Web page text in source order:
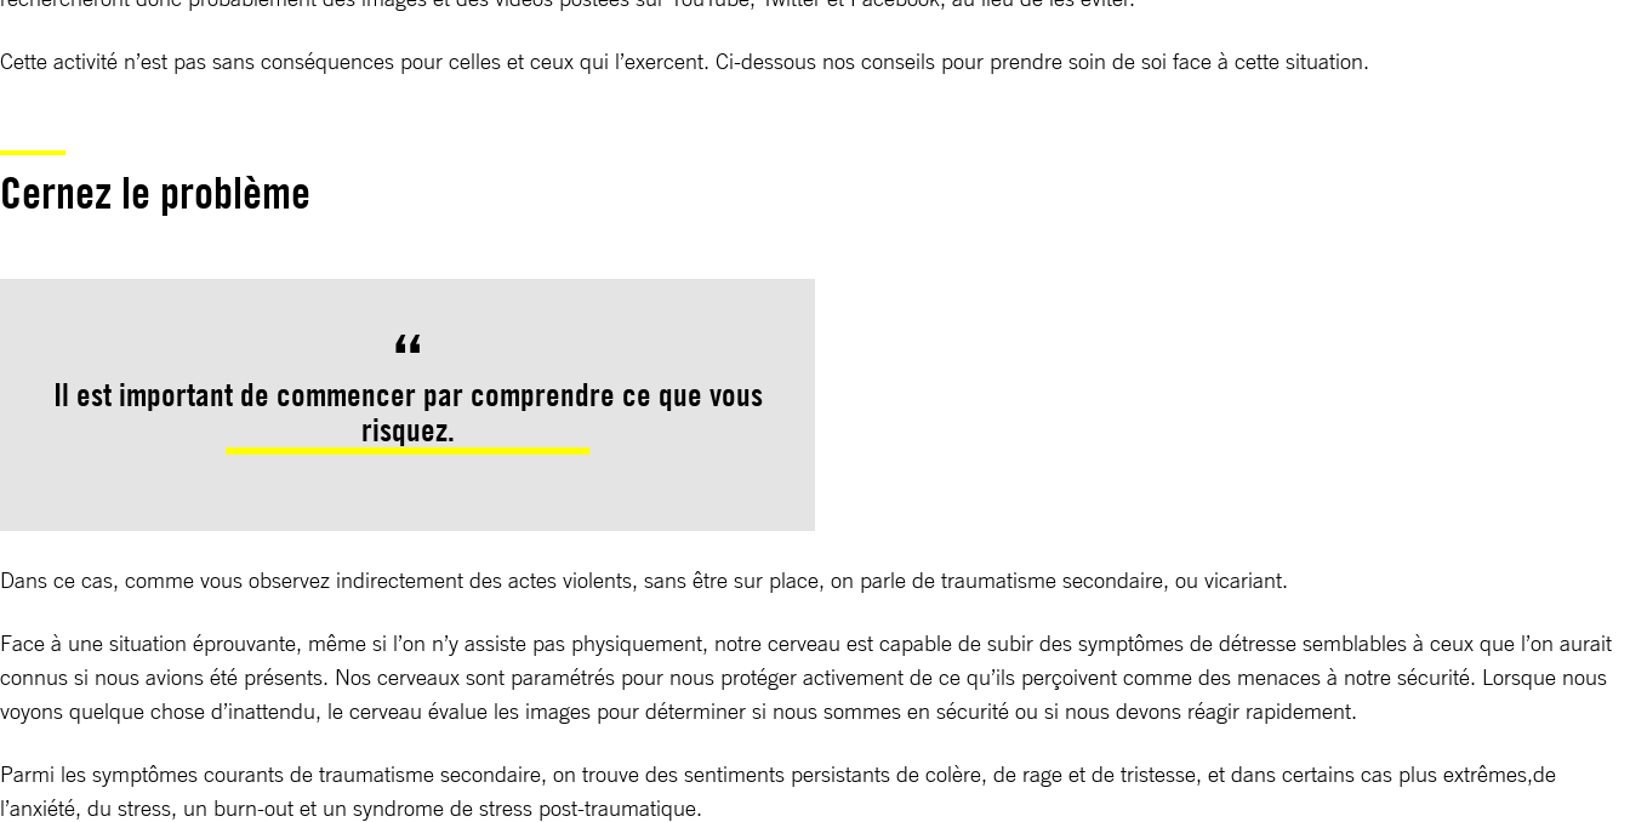
Cette activité n’est pas sans conséquences pour celles et ceux qui l’exercent. Ci-dessous nos conseils pour prendre soin de soi face à cette situation.
Cernez le problème
Il est important de commencer par comprendre ce que vous
risquez.
Dans ce cas, comme vous observez indirectement des actes violents, sans être sur place, on parle de traumatisme secondaire, ou vicariant.
Face à une situation éprouvante, même si l’on n’y assiste pas physiquement, notre cerveau est capable de subir des symptômes de détresse semblables à ceux que l’on aurait
connus si nous avions été présents. Nos cerveaux sont paramétrés pour nous protéger activement de ce qu’ils perçoivent comme des menaces à notre sécurité. Lorsque nous
voyons quelque chose d’inattendu, le cerveau évalue les images pour déterminer si nous sommes en sécurité ou si nous devons réagir rapidement.
Parmi les symptômes courants de traumatisme secondaire, on trouve des sentiments persistants de colère, de rage et de tristesse, et dans certains cas plus extrêmes,de
l’anxiété, du stress, un burn-out et un syndrome de stress post-traumatique.